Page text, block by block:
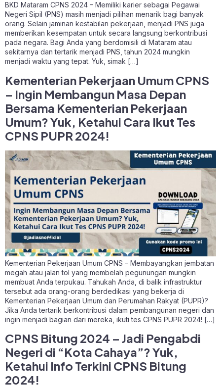
BKD Mataram CPNS 2024 – Memiliki karier sebagai Pegawai
Negeri Sipil (PNS) masih menjadi pilihan menarik bagi banyak
orang. Selain jaminan kestabilan pekerjaan, menjadi PNS juga
memberikan kesempatan untuk secara langsung berkontribusi
pada negara. Bagi Anda yang berdomisili di Mataram atau
sekitarnya dan tertarik menjadi PNS, tahun 2024 mungkin
menjadi waktu yang tepat. Yuk, simak […]
Kementerian Pekerjaan Umum CPNS
– Ingin Membangun Masa Depan
Bersama Kementerian Pekerjaan
Umum? Yuk, Ketahui Cara Ikut Tes
CPNS PUPR 2024!
Kementerian Pekerjaan Umum CPNS – Membayangkan jembatan
megah atau jalan tol yang membelah pegunungan mungkin
membuat Anda terpukau. Tahukah Anda, di balik infrastruktur
tersebut ada orang-orang berdedikasi yang bekerja di
Kementerian Pekerjaan Umum dan Perumahan Rakyat (PUPR)?
Jika Anda tertarik berkontribusi dalam pembangunan negeri dan
ingin menjadi bagian dari mereka, ikuti tes CPNS PUPR 2024! […]
CPNS Bitung 2024 – Jadi Pengabdi
Negeri di “Kota Cahaya”? Yuk,
Ketahui Info Terkini CPNS Bitung
2024!